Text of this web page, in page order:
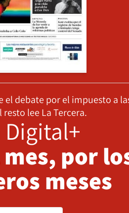
el debate por el impuesto a
resto lee La Tercera.
Digital+
por
meses